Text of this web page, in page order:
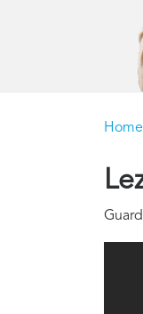
Home